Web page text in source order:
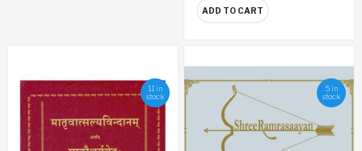
ADD TO CART
11 in
stock
5 in
stock